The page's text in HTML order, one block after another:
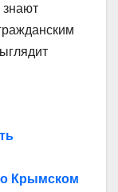
знают
Крымском